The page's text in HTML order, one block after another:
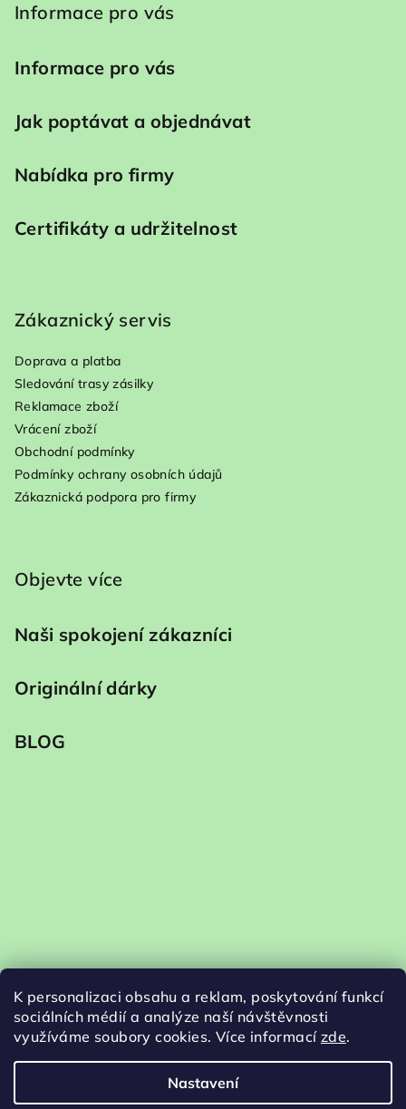
K personalizaci obsahu a reklam, poskytování funkcí
sociálních médií a analýze naší návštěvnosti
využíváme soubory cookies. Více informací zde.
Nastavení
Informace pro vás
Informace pro vás
Jak poptávat a objednávat
Nabídka pro firmy
Certifikáty a udržitelnost
Zákaznický servis
Doprava a platba
Sledování trasy zásilky
Reklamace zboží
Vrácení zboží
Obchodní podmínky
Podmínky ochrany osobních údajů
Zákaznická podpora pro firmy
Objevte více
Naši spokojení zákazníci
Originální dárky
BLOG